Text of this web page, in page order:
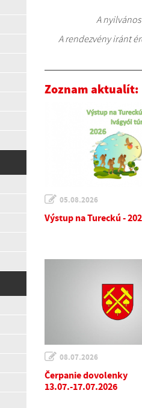
A
A rendezvény iránt
Zoznam aktualít:
05.08.2026
Výstup na Tureckú -
08.07.2026
Čerpanie dovolenky
13.07.-17.07.2026